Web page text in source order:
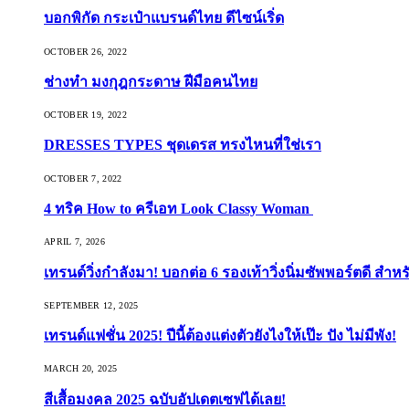
บอกพิกัด กระเป๋าแบรนด์ไทย ดีไซน์เริ่ด
OCTOBER 26, 2022
ช่างทำ มงกุฎกระดาษ ฝีมือคนไทย
OCTOBER 19, 2022
DRESSES TYPES ชุดเดรส ทรงไหนที่ใช่เรา
OCTOBER 7, 2022
4 ทริค How to ครีเอท Look Classy Woman
APRIL 7, 2026
เทรนด์วิ่งกำลังมา! บอกต่อ 6 รองเท้าวิ่งนิ่มซัพพอร์ตดี สำห
SEPTEMBER 12, 2025
เทรนด์แฟชั่น 2025! ปีนี้ต้องแต่งตัวยังไงให้เป๊ะ ปัง ไม่มีพัง!
MARCH 20, 2025
สีเสื้อมงคล 2025 ฉบับอัปเดตเซฟได้เลย!